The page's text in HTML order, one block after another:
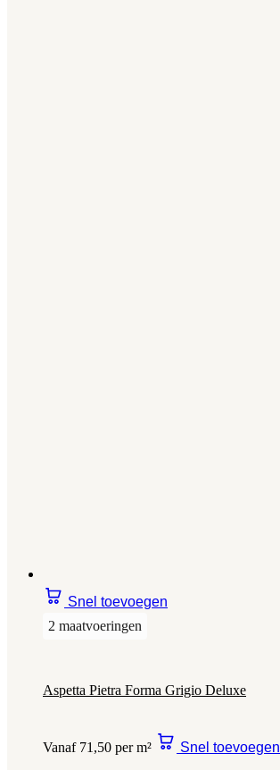
Snel toevoegen
2 maatvoeringen
Aspetta Pietra Forma Grigio Deluxe
Vanaf 71,50 per m² Snel toevoegen